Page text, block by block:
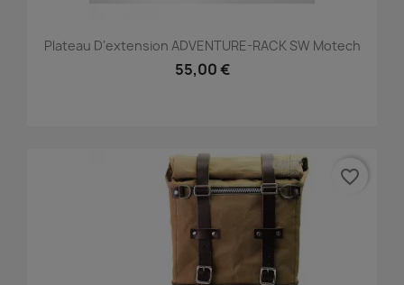
Plateau D'extension ADVENTURE-RACK SW Motech
55,00 €
favorite_border